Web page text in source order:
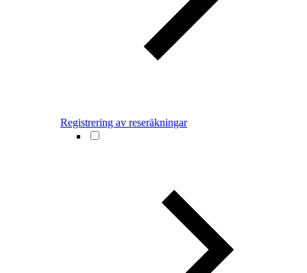
Registrering av reseräkningar